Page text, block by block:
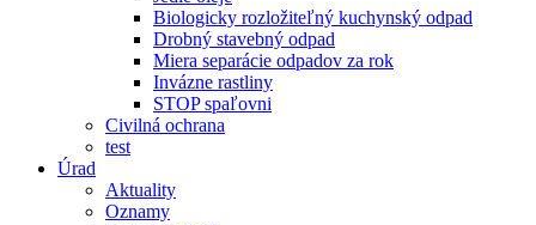
Biologicky rozložiteľný kuchynský odpad
Drobný stavebný odpad
Miera separácie odpadov za rok
Invázne rastliny
STOP spaľovni
Civilná ochrana
test
Úrad
Aktuality
Oznamy